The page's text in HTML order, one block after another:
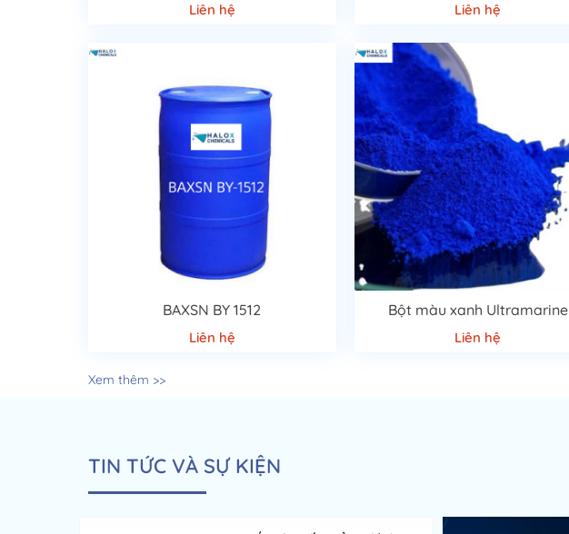
Liên hệ Liên hệ
BAXSN BY 1512
Liên hệ
Bột màu xanh Ultramarine
Liên hệ
Xem thêm >>
TIN TỨC VÀ SỰ KIỆN